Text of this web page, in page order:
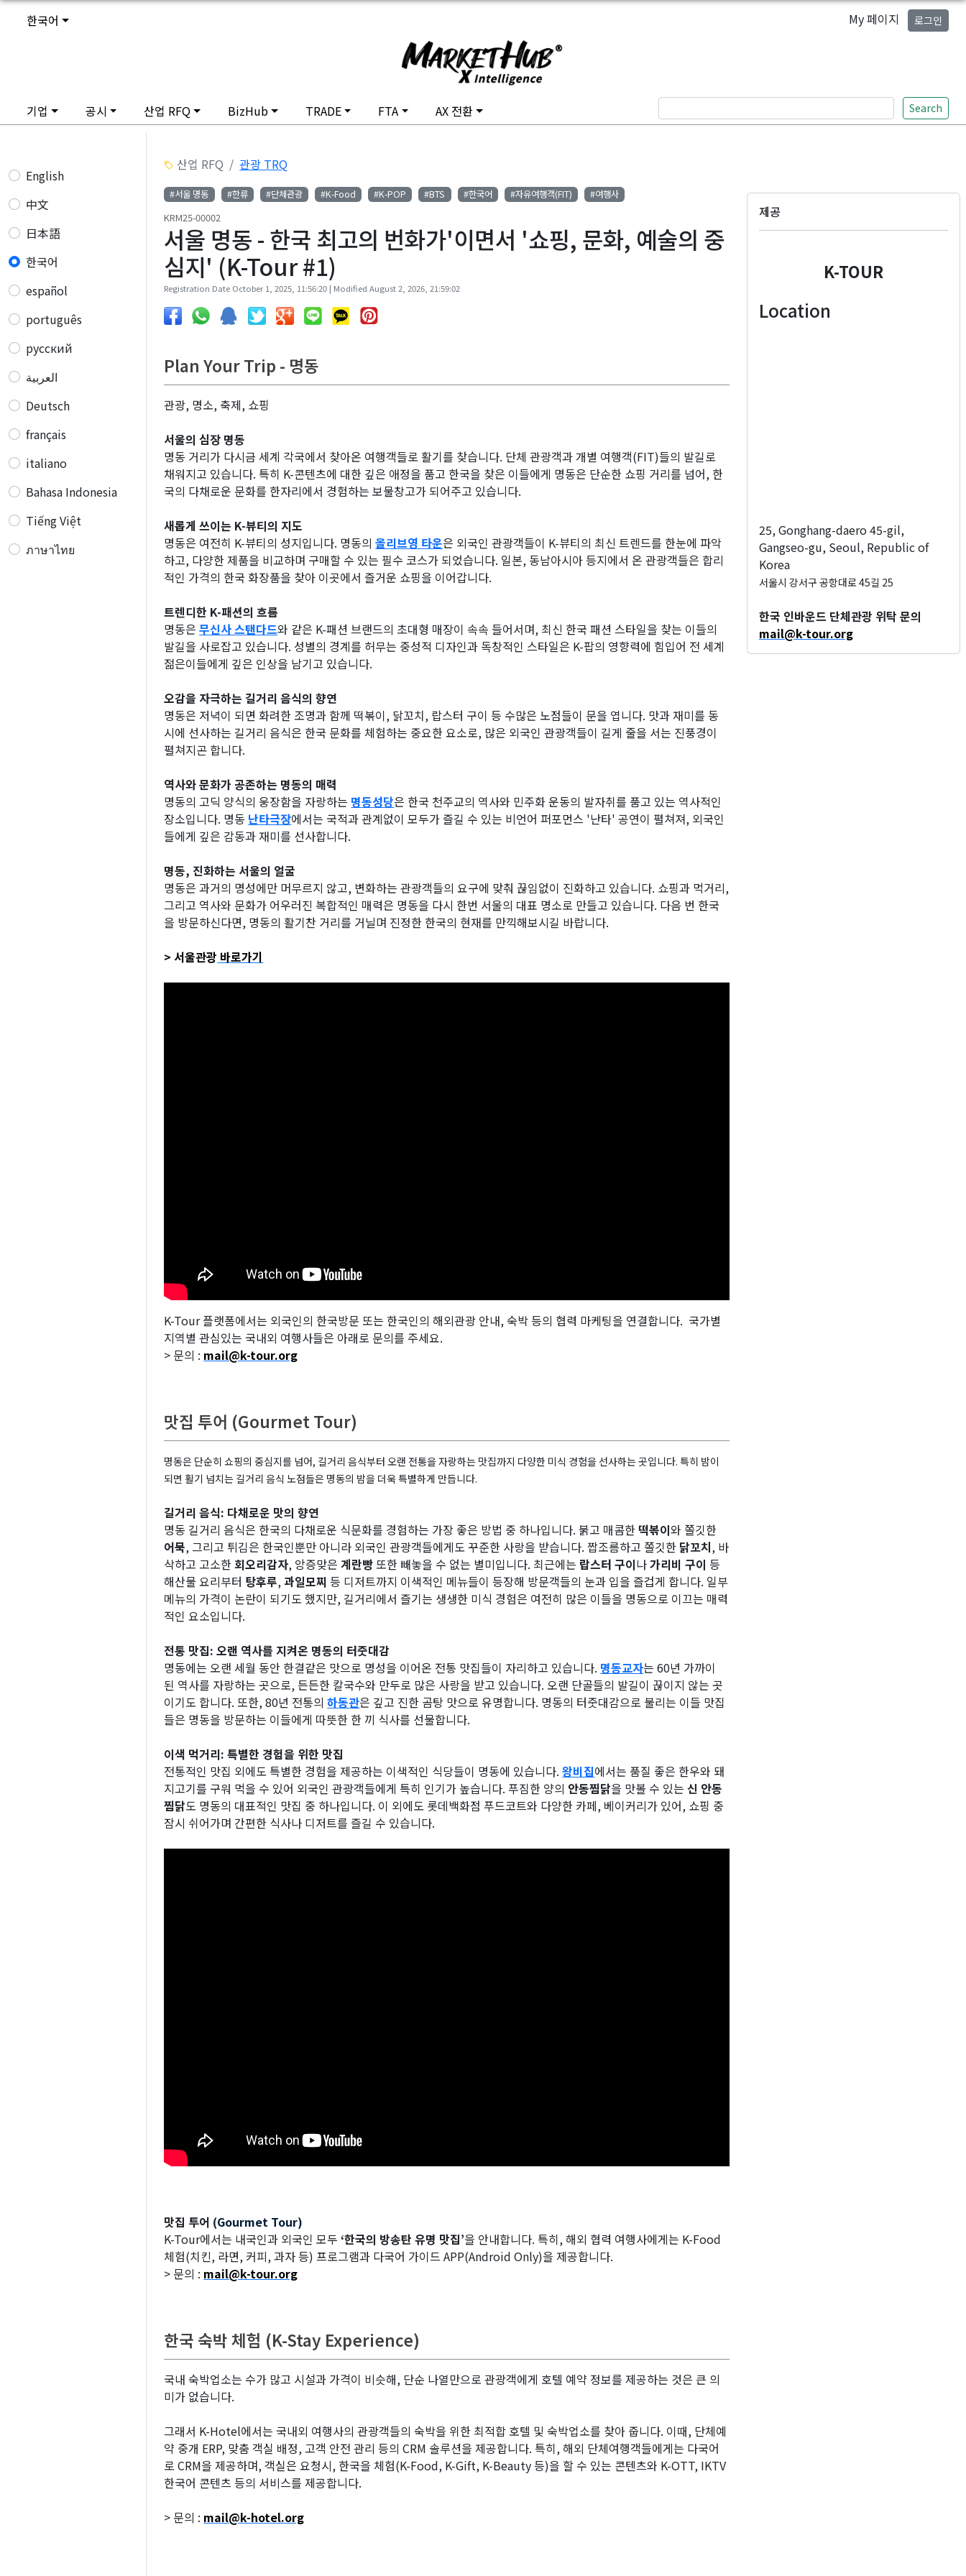
한국어 My 페이지 로그인
기업 공시 산업 RFQ BizHub TRADE FTA AX 전환 Search
English
中文
日本語
한국어
español
português
русский
العربية
Deutsch
français
italiano
Bahasa Indonesia
Tiếng Việt
ภาษาไทย
산업 RFQ 관광 TRQ
#서울 명동 #한류 #단체관광 #K-Food #K-POP #BTS #한국어 #자유여행객(FIT) #여행사
KRM25-00002
서울 명동 - 한국 최고의 번화가'이면서 '쇼핑, 문화, 예술의 중
심지' (K-Tour #1)
Registration Date October 1, 2025, 11:56:20 | Modified August 2, 2026, 21:59:02
Plan Your Trip - 명동
관광, 명소, 축제, 쇼핑
서울의 심장 명동
명동 거리가 다시금 세계 각국에서 찾아온 여행객들로 활기를 찾습니다. 단체 관광객과 개별 여행객(FIT)들의 발길로
채워지고 있습니다. 특히 K-콘텐츠에 대한 깊은 애정을 품고 한국을 찾은 이들에게 명동은 단순한 쇼핑 거리를 넘어, 한
국의 다채로운 문화를 한자리에서 경험하는 보물창고가 되어주고 있습니다.
새롭게 쓰이는 K-뷰티의 지도
명동은 여전히 K-뷰티의 성지입니다. 명동의올리브영 타운은 외국인 관광객들이 K-뷰티의 최신 트렌드를 한눈에 파악
하고, 다양한 제품을 비교하며 구매할 수 있는 필수 코스가 되었습니다. 일본, 동남아시아 등지에서 온 관광객들은 합리
적인 가격의 한국 화장품을 찾아 이곳에서 즐거운 쇼핑을 이어갑니다.
트렌디한 K-패션의 흐름
명동은무신사 스탠다드와 같은 K-패션 브랜드의 초대형 매장이 속속 들어서며, 최신 한국 패션 스타일을 찾는 이들의
발길을 사로잡고 있습니다. 성별의 경계를 허무는 중성적 디자인과 독창적인 스타일은 K-팝의 영향력에 힘입어 전 세계
젊은이들에게 깊은 인상을 남기고 있습니다.
오감을 자극하는 길거리 음식의 향연
명동은 저녁이 되면 화려한 조명과 함께 떡볶이, 닭꼬치, 랍스터 구이 등 수많은 노점들이 문을 엽니다. 맛과 재미를 동
시에 선사하는 길거리 음식은 한국 문화를 체험하는 중요한 요소로, 많은 외국인 관광객들이 길게 줄을 서는 진풍경이
펼쳐지곤 합니다.
역사와 문화가 공존하는 명동의 매력
명동의 고딕 양식의 웅장함을 자랑하는 명동성당은 한국 천주교의 역사와 민주화 운동의 발자취를 품고 있는 역사적인
장소입니다. 명동 난타극장에서는 국적과 관계없이 모두가 즐길 수 있는 비언어 퍼포먼스 '난타' 공연이 펼쳐져, 외국인
들에게 깊은 감동과 재미를 선사합니다.
명동, 진화하는 서울의 얼굴
명동은 과거의 명성에만 머무르지 않고, 변화하는 관광객들의 요구에 맞춰 끊임없이 진화하고 있습니다. 쇼핑과 먹거리,
그리고 역사와 문화가 어우러진 복합적인 매력은 명동을 다시 한번 서울의 대표 명소로 만들고 있습니다. 다음 번 한국
을 방문하신다면, 명동의 활기찬 거리를 거닐며 진정한 한국의 현재를 만끽해보시길 바랍니다.
> 서울관광 바로가기
K-Tour 플랫폼에서는 외국인의 한국방문 또는 한국인의 해외관광 안내, 숙박 등의 협력 마케팅을 연결합니다. 국가별
지역별 관심있는 국내외 여행사들은 아래로 문의를 주세요.
> 문의 : mail@k-tour.org
맛집 투어 (Gourmet Tour)
명동은 단순히 쇼핑의 중심지를 넘어, 길거리 음식부터 오랜 전통을 자랑하는 맛집까지 다양한 미식 경험을 선사하는 곳입니다. 특히 밤이
되면 활기 넘치는 길거리 음식 노점들은 명동의 밤을 더욱 특별하게 만듭니다.
길거리 음식: 다채로운 맛의 향연
명동 길거리 음식은 한국의 다채로운 식문화를 경험하는 가장 좋은 방법 중 하나입니다. 붉고 매콤한떡볶이와 쫄깃한
어묵, 그리고 튀김은 한국인뿐만 아니라 외국인 관광객들에게도 꾸준한 사랑을 받습니다. 짭조름하고 쫄깃한 닭꼬치, 바
삭하고 고소한회오리감자, 앙증맞은계란빵 또한 빼놓을 수 없는 별미입니다. 최근에는 랍스터 구이나가리비 구이 등
해산물 요리부터 탕후루,과일모찌 등 디저트까지 이색적인 메뉴들이 등장해 방문객들의 눈과 입을 즐겁게 합니다. 일부
메뉴의 가격이 논란이 되기도 했지만, 길거리에서 즐기는 생생한 미식 경험은 여전히 많은 이들을 명동으로 이끄는 매력
적인 요소입니다.
전통 맛집: 오랜 역사를 지켜온 명동의 터줏대감
명동에는 오랜 세월 동안 한결같은 맛으로 명성을 이어온 전통 맛집들이 자리하고 있습니다. 명동교자는 60년 가까이
된 역사를 자랑하는 곳으로, 든든한 칼국수와 만두로 많은 사랑을 받고 있습니다. 오랜 단골들의 발길이 끊이지 않는 곳
이기도 합니다. 또한, 80년 전통의하동관은 깊고 진한 곰탕 맛으로 유명합니다. 명동의 터줏대감으로 불리는 이들 맛집
들은 명동을 방문하는 이들에게 따뜻한 한 끼 식사를 선물합니다.
이색 먹거리: 특별한 경험을 위한 맛집
전통적인 맛집 외에도 특별한 경험을 제공하는 이색적인 식당들이 명동에 있습니다.왕비집에서는 품질 좋은 한우와 돼
지고기를 구워 먹을 수 있어 외국인 관광객들에게 특히 인기가 높습니다. 푸짐한 양의 안동찜닭을 맛볼 수 있는신 안동
찜닭도 명동의 대표적인 맛집 중 하나입니다. 이 외에도 롯데백화점 푸드코트와 다양한 카페, 베이커리가 있어, 쇼핑 중
잠시 쉬어가며 간편한 식사나 디저트를 즐길 수 있습니다.
맛집 투어 (Gourmet Tour)
K-Tour에서는 내국인과 외국인 모두‘한국의 방송탄 유명 맛집’을 안내합니다. 특히, 해외 협력 여행사에게는 K-Food
체험(치킨, 라면, 커피, 과자 등) 프로그램과 다국어 가이드 APP(Android Only)을 제공합니다.
> 문의 : mail@k-tour.org
한국 숙박 체험 (K-Stay Experience)
국내 숙박업소는 수가 많고 시설과 가격이 비슷해, 단순 나열만으로 관광객에게 호텔 예약 정보를 제공하는 것은 큰 의
미가 없습니다.
그래서 K-Hotel에서는 국내외 여행사의 관광객들의 숙박을 위한 최적합 호텔 및 숙박업소를 찾아 줍니다. 이때, 단체예
약 중개 ERP, 맞춤 객실 배정, 고객 안전 관리 등의 CRM 솔루션을 제공합니다. 특히, 해외 단체여행객들에게는 다국어
로 CRM을 제공하며, 객실은 요청시, 한국을 체험(K-Food, K-Gift, K-Beauty 등)을 할 수 있는 콘텐츠와 K-OTT, IKTV
한국어 콘텐츠 등의 서비스를 제공합니다.
> 문의 : mail@k-hotel.org
제공
K-TOUR
Location
25, Gonghang-daero 45-gil,
Gangseo-gu, Seoul, Republic of
Korea
서울시 강서구 공항대로 45길 25
한국 인바운드 단체관광 위탁 문의
mail@k-tour.org